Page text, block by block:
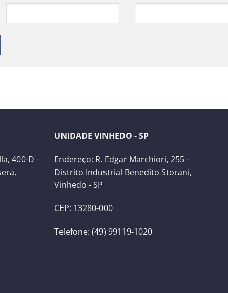
400-D -
UNIDADE VINHEDO - SP
Endereço: R. Edgar Marchiori, 255 -
Distrito Industrial Benedito Storani,
Vinhedo - SP
CEP: 13280-000
Telefone: (49) 99119-1020